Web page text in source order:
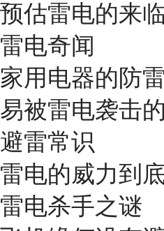
预估雷电的来临
雷电奇闻
家用电器的防
易被雷电袭击
避雷常识
雷电的威力到
雷电杀手之谜